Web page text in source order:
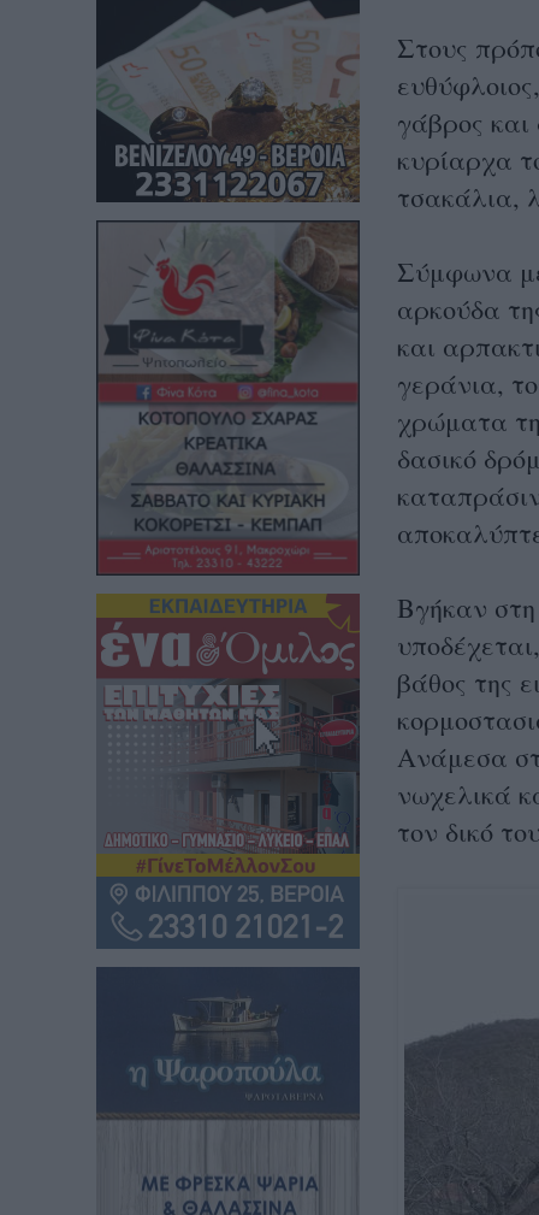
Στους
γάβρος
κυρίαρχα
τσακάλια,
Σύμφωνα
αρκούδα
και
γεράνια,
χρώματα
δασικό
Βγήκαν
βάθος της
Ανάμεσα
νωχελικά
τον δικό